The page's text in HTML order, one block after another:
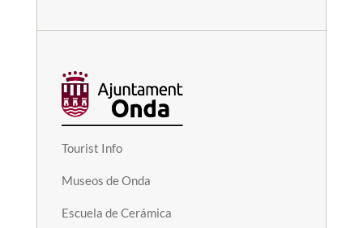
Tourist Info
Museos de Onda
Escuela de Cerámica